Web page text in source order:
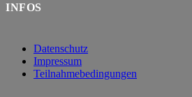
INFOS
Datenschutz
Impressum
Teilnahmebedingungen